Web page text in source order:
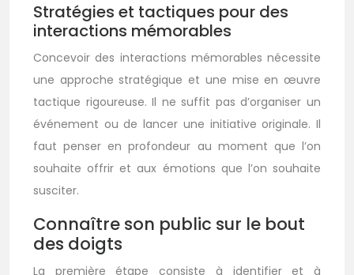
Stratégies et tactiques pour des
interactions mémorables
Concevoir des interactions mémorables nécessite
une approche stratégique et une mise en œuvre
tactique rigoureuse. Il ne suffit pas d’organiser un
événement ou de lancer une initiative originale. Il
faut penser en profondeur au moment que l’on
souhaite offrir et aux émotions que l’on souhaite
susciter.
Connaître son public sur le bout
des doigts
La première étape consiste à identifier et à